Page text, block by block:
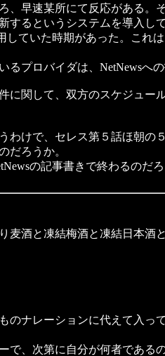
早速某所にて反応がある。
るというシステムを導入し
していた時期があった。こ
プロバイダは、NetNewsへ
関して、双方のスケジュー
けで、セレス第５話ほ朝の
だろうか。
の記事書きで終わるのだろ
酒と凍結梅酒と凍結日本酒
ナレーションに代えて入っ
、次第に自分が何者である